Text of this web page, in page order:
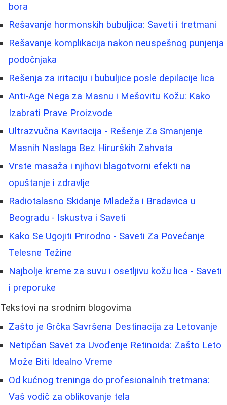
bora
Rešavanje hormonskih bubuljica: Saveti i tretmani
Rešavanje komplikacija nakon neuspešnog punjenja
podočnjaka
Rešenja za iritaciju i bubuljice posle depilacije lica
Anti-Age Nega za Masnu i Mešovitu Kožu: Kako
Izabrati Prave Proizvode
Ultrazvučna Kavitacija - Rešenje Za Smanjenje
Masnih Naslaga Bez Hirurških Zahvata
Vrste masaža i njihovi blagotvorni efekti na
opuštanje i zdravlje
Radiotalasno Skidanje Mladeža i Bradavica u
Beogradu - Iskustva i Saveti
Kako Se Ugojiti Prirodno - Saveti Za Povećanje
Telesne Težine
Najbolje kreme za suvu i osetljivu kožu lica - Saveti
i preporuke
Tekstovi na srodnim blogovima
Zašto je Grčka Savršena Destinacija za Letovanje
Netipčan Savet za Uvođenje Retinoida: Zašto Leto
Može Biti Idealno Vreme
Od kućnog treninga do profesionalnih tretmana:
Vaš vodič za oblikovanje tela